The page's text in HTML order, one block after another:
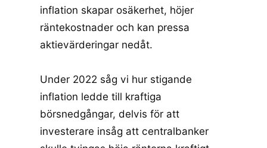
inflation skapar osäkerhet, höjer
räntekostnader och kan pressa
aktievärderingar nedåt.
Under 2022 såg vi hur stigande
inflation ledde till kraftiga
börsnedgångar, delvis för att
investerare insåg att centralbanker